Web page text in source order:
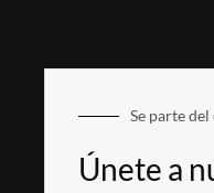
Se parte
Únete a